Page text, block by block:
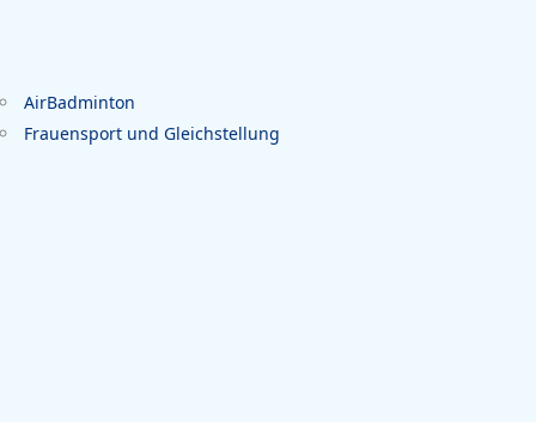
AirBadminton
Frauensport und Gleichstellung